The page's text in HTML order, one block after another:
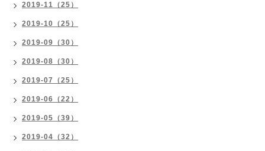
2019-11（25）
2019-10（25）
2019-09（30）
2019-08（30）
2019-07（25）
2019-06（22）
2019-05（39）
2019-04（32）